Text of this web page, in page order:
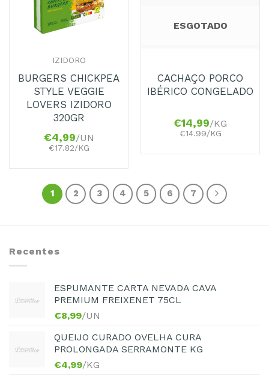
IZIDORO
BURGERS CHICKPEA
STYLE VEGGIE
LOVERS IZIDORO
320GR
€4,99/UN
€17.82/KG
ESGOTADO
CACHAÇO PORCO
IBÉRICO CONGELADO
€14,99/KG
€14.99/KG
1 2 3 4 5 6 7
Recentes
ESPUMANTE CARTA NEVADA CAVA
PREMIUM FREIXENET 75CL
€8,99/UN
QUEIJO CURADO OVELHA CURA
PROLONGADA SERRAMONTE KG
€4,99/KG